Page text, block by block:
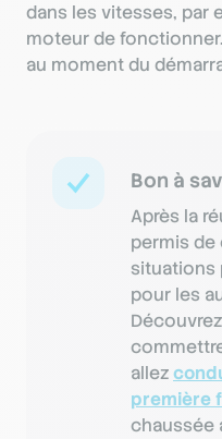
dans les vitesses, par
moteur de
au moment du
Bon à
Après la
permis de
situations
pour les
allez
première
chaussée